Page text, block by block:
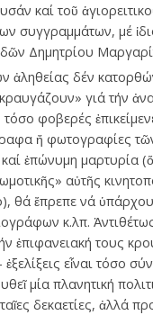
καί τοῦ
συγγραμμάτων, μέ
Δημητρίου
δέν
γιά τήν
φοβερές
ἤ φωτογραφίες
ἐπώνυμη μαρτυρία
αὐτῆς
ἔπρεπε νά
κ.λπ.
ἐπιφανειακή τους
εἶναι τόσο
μία πλανητική
δεκαετίες, ἀλλά